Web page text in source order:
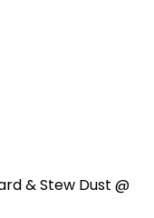
& Stew Dust @